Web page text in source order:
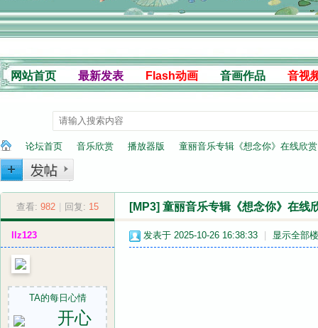
网站首页 最新发表 Flash动画 音画作品 音视
论坛首页 音乐欣赏 播放器版
›
童丽音乐专辑《想念你》在线欣赏
查看: 982 回复: 15 [MP3] 童丽音乐专辑《想念你》在线
llz123
TA的每日心情
开心
发表于 2025-10-26 16:38:33 显示全部